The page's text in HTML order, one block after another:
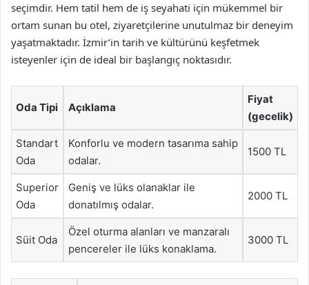
seçimdir. Hem tatil hem de iş seyahati için mükemmel bir
ortam sunan bu otel, ziyaretçilerine unutulmaz bir deneyim
yaşatmaktadır. İzmir’in tarih ve kültürünü keşfetmek
isteyenler için de ideal bir başlangıç noktasıdır.
Oda Tipi Açıklama
Fiyat
(gecelik)
Standart
Oda
Konforlu ve modern tasarıma sahip
odalar.
1500 TL
Superior
Oda
Geniş ve lüks olanaklar ile
donatılmış odalar.
2000 TL
Süit Oda
Özel oturma alanları ve manzaralı
pencereler ile lüks konaklama.
3000 TL